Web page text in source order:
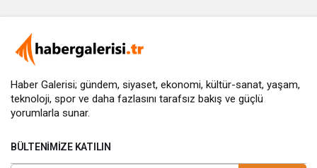
Haber Galerisi; gündem, siyaset, ekonomi, kültür-sanat, yaşam,
teknoloji, spor ve daha fazlasını tarafsız bakış ve güçlü
yorumlarla sunar.
BÜLTENIMIZE KATILIN